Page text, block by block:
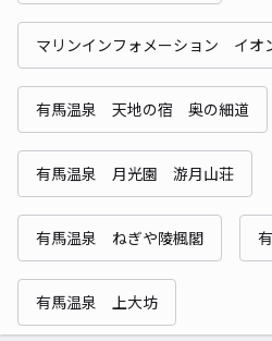
マリンインフォメーション イオ
有馬温泉 天地の宿 奥の細道
有馬温泉 月光園 游月山荘
有馬温泉 ねぎや陵楓閣
有馬温泉 上大坊